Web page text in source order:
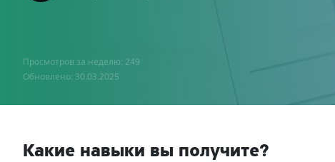
Просмотров за неделю: 249
Обновлено: 30.03.2025
Какие навыки вы получите?